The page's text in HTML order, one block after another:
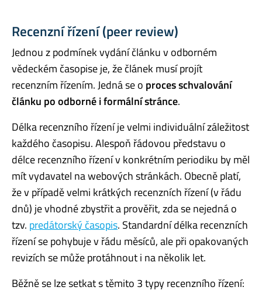
Recenzní řízení (peer review)
Jednou z podmínek vydání článku v odborném
vědeckém časopise je, že článek musí projít
recenzním řízením. Jedná se o proces schvalování
článku po odborné i formální stránce.
Délka recenzního řízení je velmi individuální záležitost
každého časopisu. Alespoň řádovou představu o
délce recenzního řízení v konkrétním periodiku by měl
mít vydavatel na webových stránkách. Obecně platí,
že v případě velmi krátkých recenzních řízení (v řádu
dnů) je vhodné zbystřit a prověřit, zda se nejedná o
tzv. predátorský časopis. Standardní délka recenzních
řízení se pohybuje v řádu měsíců, ale při opakovaných
revizích se může protáhnout i na několik let.
Běžně se lze setkat s těmito 3 typy recenzního řízení: